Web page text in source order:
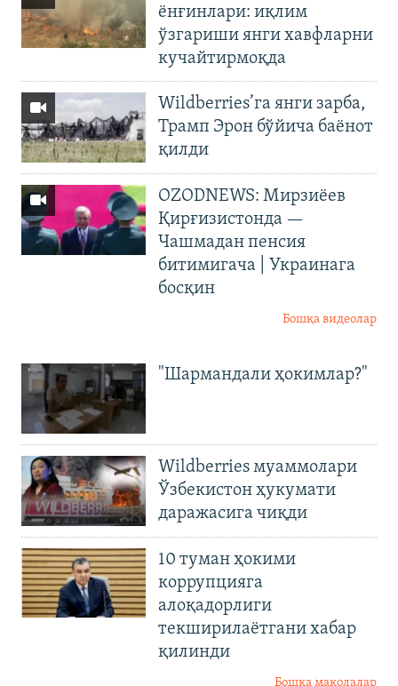
ёнғинлари: иқлим
ўзгариши янги хавфларни
кучайтирмоқда
Wildberries’га янги зарба,
Трамп Эрон бўйича баёнот
қилди
OZODNEWS: Мирзиёев
Қирғизистонда —
Чашмадан пенсия
битимигача | Украинага
босқин
Бошқа видеолар
"Шармандали ҳокимлар?"
Wildberries муаммолари
Ўзбекистон ҳукумати
даражасига чиқди
10 туман ҳокими
коррупцияга
алоқадорлиги
текширилаётгани хабар
қилинди
Бошқа мақолалар